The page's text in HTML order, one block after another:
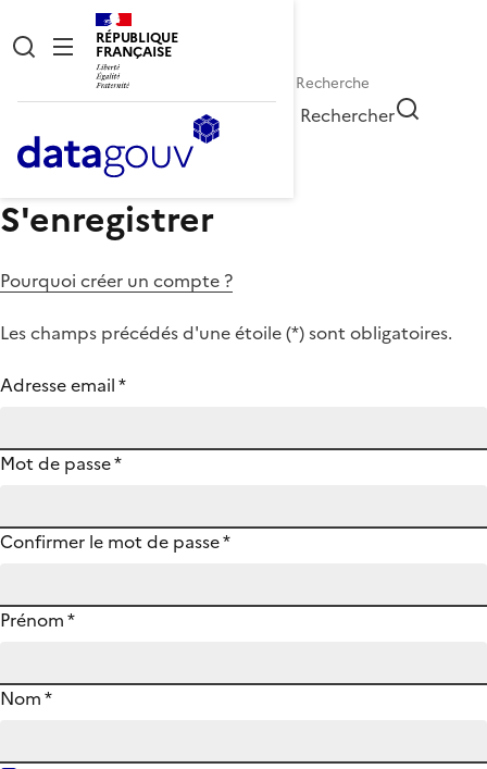
RÉPUBLIQUE
FRANÇAISE
Rechercher
S'enregistrer
Pourquoi créer un compte ?
Les champs précédés d'une étoile (*) sont obligatoires.
Adresse email*
Mot de passe*
Confirmer le mot de passe*
Prénom*
Nom*